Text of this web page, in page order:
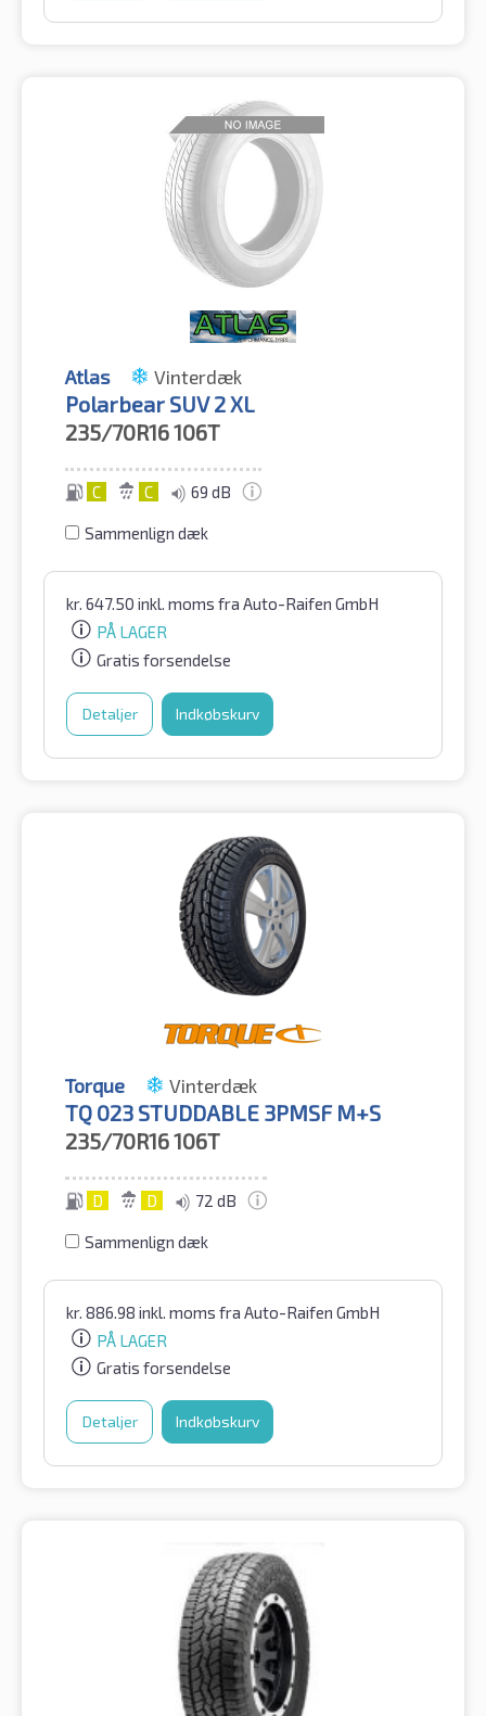
Atlas Vinterdæk
Polarbear SUV 2 XL
235/70R16106T
C C 69 dB
Sammenlign dæk
kr. 647.50 inkl. moms fra Auto-Raifen GmbH
PÅ LAGER
Gratis forsendelse
Detaljer Indkøbskurv
Torque Vinterdæk
TQ 023 STUDDABLE 3PMSF M+S
235/70R16106T
D D 72 dB
Sammenlign dæk
kr. 886.98 inkl. moms fra Auto-Raifen GmbH
PÅ LAGER
Gratis forsendelse
Detaljer Indkøbskurv